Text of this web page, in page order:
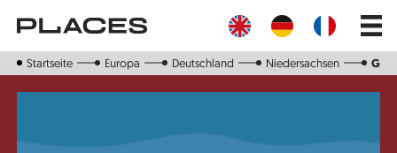
zum
Inhalt
Main
Startseite Europa Deutschland Niedersachsen